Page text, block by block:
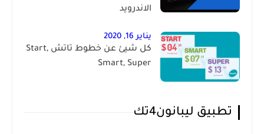
الاندرويد
يناير 16, 2020
كل شيئ عن خطوط تاتش Start,
Smart, Super
تطبيق ليبانون4تك